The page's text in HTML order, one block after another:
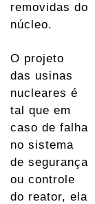
removidas do
núcleo.
O projeto
das usinas
nucleares é
tal que em
caso de falha
no sistema
de segurança
ou controle
do reator, ela